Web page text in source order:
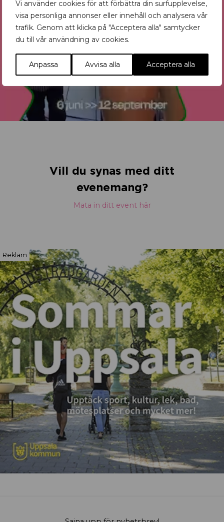
Vi använder cookies för att förbättra din surfupplevelse,
visa personliga annonser eller innehåll och analysera vår
trafik. Genom att klicka på "Acceptera alla" samtycker
du till vår användning av cookies.
Anpassa Avvisa alla Acceptera alla
Vill du synas med ditt
evenemang?
Mata in ditt event här
Reklam